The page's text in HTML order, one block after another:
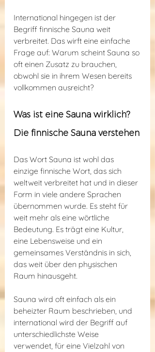
International hingegen ist der
Begriff finnische Sauna weit
verbreitet. Das wirft eine einfache
Frage auf: Warum scheint Sauna so
oft einen Zusatz zu brauchen,
obwohl sie in ihrem Wesen bereits
vollkommen ausreicht?
Was ist eine Sauna wirklich?
Die finnische Sauna verstehen
Das Wort Sauna ist wohl das
einzige finnische Wort, das sich
weltweit verbreitet hat und in dieser
Form in viele andere Sprachen
übernommen wurde. Es steht für
weit mehr als eine wörtliche
Bedeutung. Es trägt eine Kultur,
eine Lebensweise und ein
gemeinsames Verständnis in sich,
das weit über den physischen
Raum hinausgeht.
Sauna wird oft einfach als ein
beheizter Raum beschrieben, und
international wird der Begriff auf
unterschiedlichste Weise
verwendet, für eine Vielzahl von